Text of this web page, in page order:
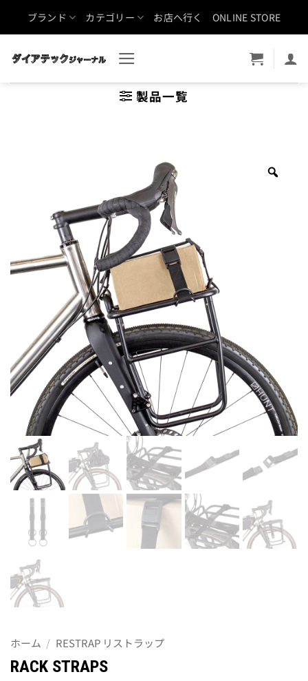
ブランド カテゴリー お店へ行く ONLINE STORE
製品一覧
ホーム / RESTRAP リストラップ
RACK STRAPS